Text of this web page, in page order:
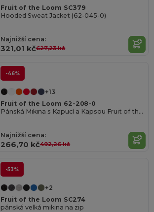
Fruit of the Loom SC379
Hooded Sweat Jacket (62-045-0)
Najnižší cena:
321,01 kč627,23 kč
-46%
+13
Fruit of the Loom 62-208-0
Pánská Mikina s Kapucí a Kapsou Fruit of the Loom
Najnižší cena:
266,70 kč492,26 kč
-53%
+2
Fruit of the Loom SC274
pánská velká mikina na zip